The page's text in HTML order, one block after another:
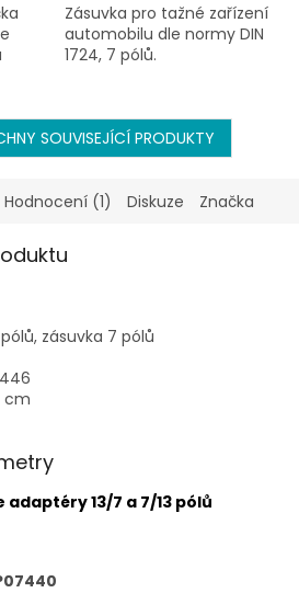
Zásuvka pro tažné zařízení
automobilu dle normy DIN
1724, 7 pólů.
SOUVISEJÍCÍ PRODUKTY
Hodnocení (1) Diskuze Značka
zásuvka 7 pólů
cm
adaptéry 13/7 a 7/13 pólů